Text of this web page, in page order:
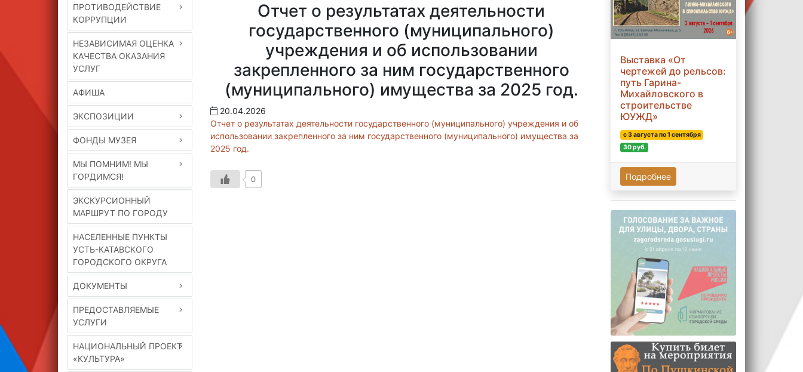
ПРОТИВОДЕЙСТВИЕ
КОРРУПЦИИ
НЕЗАВИСИМАЯ ОЦЕНКА
КАЧЕСТВА ОКАЗАНИЯ
УСЛУГ
АФИША
ЭКСПОЗИЦИИ
ФОНДЫ МУЗЕЯ
МЫ ПОМНИМ! МЫ
ГОРДИМСЯ!
ЭКСКУРСИОННЫЙ
МАРШРУТ ПО ГОРОДУ
НАСЕЛЕННЫЕ ПУНКТЫ
УСТЬ-КАТАВСКОГО
ГОРОДСКОГО ОКРУГА
ДОКУМЕНТЫ
ПРЕДОСТАВЛЯЕМЫЕ
УСЛУГИ
НАЦИОНАЛЬНЫЙ ПРОЕКТ
«КУЛЬТУРА»
Отчет о результатах деятельности
государственного (муниципального)
учреждения и об использовании
закрепленного за ним государственного
(муниципального) имущества за 2025 год.
20.04.2026
Отчет о результатах деятельности государственного (муниципального) учреждения и об
использовании закрепленного за ним государственного (муниципального) имущества за
2025 год.
0
Выставка «От
чертежей до рельсов:
путь Гарина-
Михайловского в
строительстве
ЮУЖД»
с 3 августа по 1 сентября
30 руб.
Подробнее